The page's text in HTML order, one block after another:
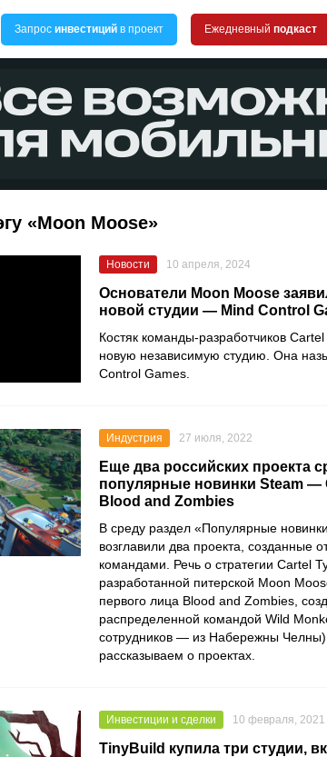
Запрос инвестиций в проект Ежедневный подкаст
«Moon Moose»
Новости 10 апреля, 2024
Основатели Moon Moose
новой студии — Mind Control
Костяк команды-разработчиков
новую независимую студию. Она
Control Games.
Индустрия 27 июля, 2022
Еще два российских проекта
популярные новинки Steam —
Blood and Zombies
В среду раздел «Популярные
возглавили два проекта, созданные
командами. Речь о стратегии Cartel
разработанной питерской Moon
первого лица Blood and Zombies ,
распределенной командой Wild
сотрудников — из Набережны
рассказываем о проектах.
Инвестиции и сделки 10 февраля, 2021
TinyBuild купила три студии,